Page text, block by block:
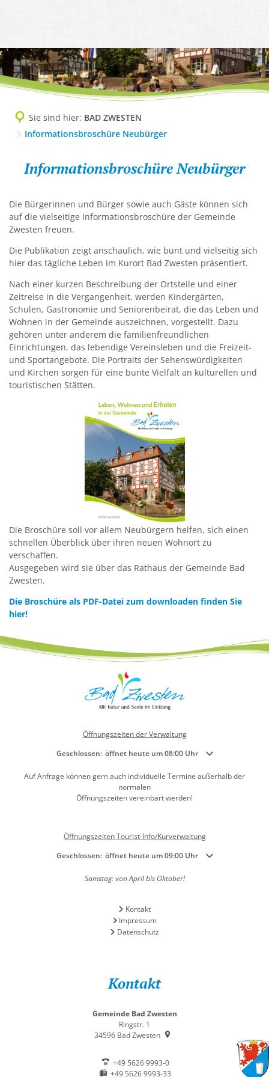
Imagefilm
Informationsbroschüre Neubürger
Ortsteile & Ortsplan
Partnergemeinden
Camping
Freizeit und Aktiv
Gesundheit und Kur
Kultur und Veranstaltung
Tourist-Info
Ansprechpersonen
Dienstleistungen A-Z
Finanzen der Gemeinde
Mängelmelder
Satzungen
Abfallentsorgung
AWO-Altenzentrum
Bauplätze, Bodenrichtwerte,
Gemeindeeigene Obstbäume
Gemeinwesenarbeit
Gesundheit
Kindergärten, Tagesmütter
Kirchen
Kleiderkammer "Aus 2ter Hand"
Schulen
Seniorenarbeit, Gemeindepflegerin
Vereine
Vorteile für Ehrenamts-Card Inhaber
Wichtige Rufnummern
WIRTSCHAFT
Lokale Helden - Gewerbe-Netzwerk
Gewerbegebiet, Gewerbeverzeichnis
Unternehmensnachfolge & Gründung
Verkehr & Infrastruktur
Virtuelles Gründerzentrum Schwalm-
AKTUELLES
Amtliche Bekanntmachungen
Protokolle Ortsbeiräte
Veranstaltungskalender
Sie sind hier: BAD ZWESTEN
Informationsbroschüre Neubürger
Neubürger
Informationsbroschüre Neubürger
Die Bürgerinnen und Bürger sowie auch Gäste können sich
auf die vielseitige Informationsbroschüre der Gemeinde
Zwesten freuen.
Die Publikation zeigt anschaulich, wie bunt und vielseitig sich
hier das tägliche Leben im Kurort Bad Zwesten präsentiert.
Nach einer kurzen Beschreibung der Ortsteile und einer
Zeitreise in die Vergangenheit, werden Kindergärten,
Schulen, Gastronomie und Seniorenbeirat, die das Leben und
Wohnen in der Gemeinde auszeichnen, vorgestellt. Dazu
gehören unter anderem die familienfreundlichen
Einrichtungen, das lebendige Vereinsleben und die Freizeit-
und Sportangebote. Die Portraits der Sehenswürdigkeiten
und Kirchen sorgen für eine bunte Vielfalt an kulturellen und
touristischen Stätten.
Die Broschüre soll vor allem Neubürgern helfen, sich einen
schnellen Überblick über ihren neuen Wohnort zu
verschaffen.
Ausgegeben wird sie über das Rathaus der Gemeinde Bad
Zwesten.
Die Broschüre als PDF-Datei zum downloaden finden Sie
hier!
Öffnungszeiten der Verwaltung
Klicken, um weitere Öffnungs- oder Schließzeiten auszublenden
Geschlossen: öffnet heute um 08:00 Uhr
Auf Anfrage können gern auch individuelle Termine außerhalb der
normalen
Öffnungszeiten vereinbart werden!
Öffnungszeiten Tourist-Info/Kurverwaltung
Klicken, um weitere Öffnungs- oder Schließzeiten auszublenden
Geschlossen: öffnet heute um 09:00 Uhr
Samstag: von April bis Oktober!
Kontakt
Impressum
Datenschutz
Kontakt
Gemeinde Bad Zwesten
Ringstr. 1
34596 Bad Zwesten
+49 5626 9993-0
+49 5626 9993-33